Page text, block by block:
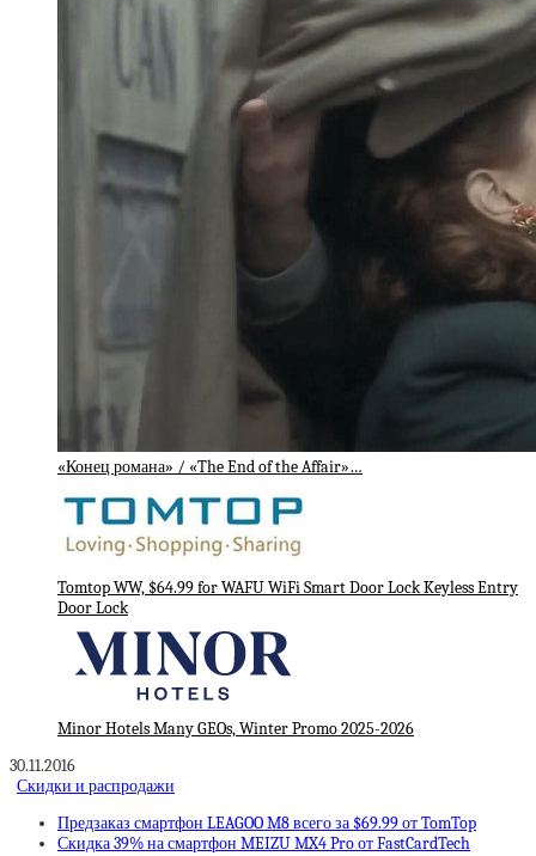
«Конец романа» / «The End of the Affair»…
Tomtop WW, $64.99 for WAFU WiFi Smart Door Lock Keyless Entry
Door Lock
Minor Hotels Many GEOs, Winter Promo 2025-2026
30.11.2016
Скидки и распродажи
Предзаказ смартфон LEAGOO M8 всего за $69.99 от TomTop
Скидка 39% на смартфон MEIZU MX4 Pro от FastCardTech